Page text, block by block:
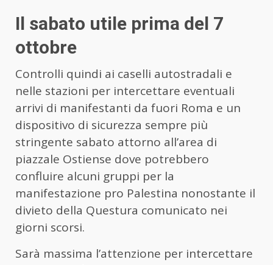
Il sabato utile prima del 7
ottobre
Controlli quindi ai caselli autostradali e
nelle stazioni per intercettare eventuali
arrivi di manifestanti da fuori Roma e un
dispositivo di sicurezza sempre più
stringente sabato attorno all’area di
piazzale Ostiense dove potrebbero
confluire alcuni gruppi per la
manifestazione pro Palestina nonostante il
divieto della Questura comunicato nei
giorni scorsi.
Sarà massima l’attenzione per intercettare